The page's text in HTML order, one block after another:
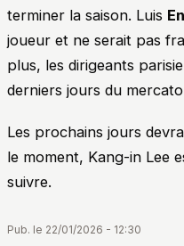
terminer la saison. Luis
joueur et ne serait pas
plus, les dirigeants
derniers jours du
Les prochains jours
le moment, Kang-in Lee
suivre.
Pub. le 22/01/2026 - 12:30